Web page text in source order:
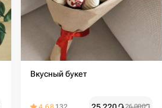
Вкусный букет